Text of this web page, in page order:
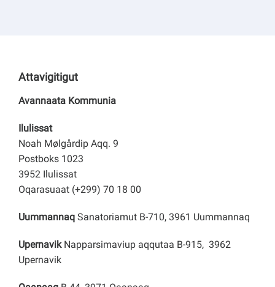
Attavigitigut
Avannaata Kommunia
Ilulissat
Noah Mølgårdip Aqq. 9
Postboks 1023
3952 Ilulissat
Oqarasuaat (+299) 70 18 00
Uummannaq Sanatoriamut B-710, 3961 Uummannaq
Upernavik Napparsimaviup aqqutaa B-915, 3962
Upernavik